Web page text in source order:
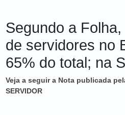
Segundo a
de servidores no
65% do total; na
Veja a seguir a Nota publicada
SERVIDOR